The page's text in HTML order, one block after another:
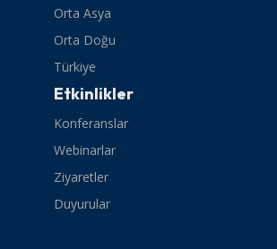
Orta Asya
Orta Doğu
Türkiye
Etkinlikler
Konferanslar
Webinarlar
Ziyaretler
Duyurular